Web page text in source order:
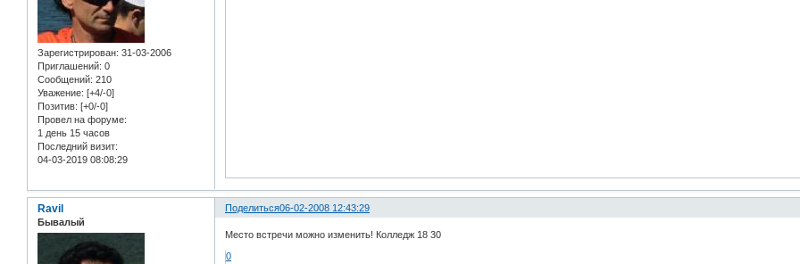
Зарегистрирован: 31-03-2006
Приглашений: 0
Сообщений: 210
Уважение: [+4/-0]
Позитив: [+0/-0]
Провел на форуме:
1 день 15 часов
Последний визит:
04-03-2019 08:08:29
Поделиться06-02-2008 12:43:29
Ravil
Бывалый
Место встречи можно изменить! Колледж 18 30
0